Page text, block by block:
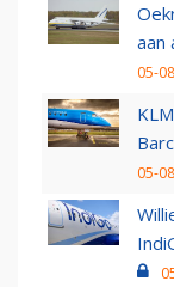
aan
05-
05-